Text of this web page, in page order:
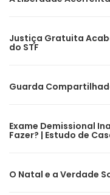
Justiça Gratuita
do STF
Guarda
Exame Demissional
Fazer? | Estudo de
O Natal e a Verdade